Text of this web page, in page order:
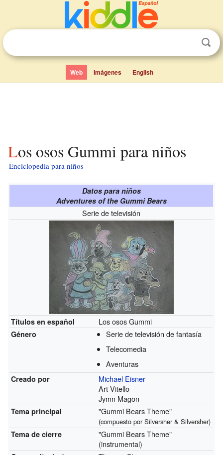
Web Imágenes English
Los osos Gummi para niños
Enciclopedia para niños
Datos para niños
Adventures of the Gummi Bears
Serie de televisión
Títulos en español Los osos Gummi
Género
Serie de televisión de fantasía
Telecomedia
Aventuras
Creado por
Michael Eisner
Art Vitello
Jymn Magon
Tema principal "Gummi Bears Theme"
(compuesto por Silversher & Silversher)
Tema de cierre
"Gummi Bears Theme"
(instrumental)